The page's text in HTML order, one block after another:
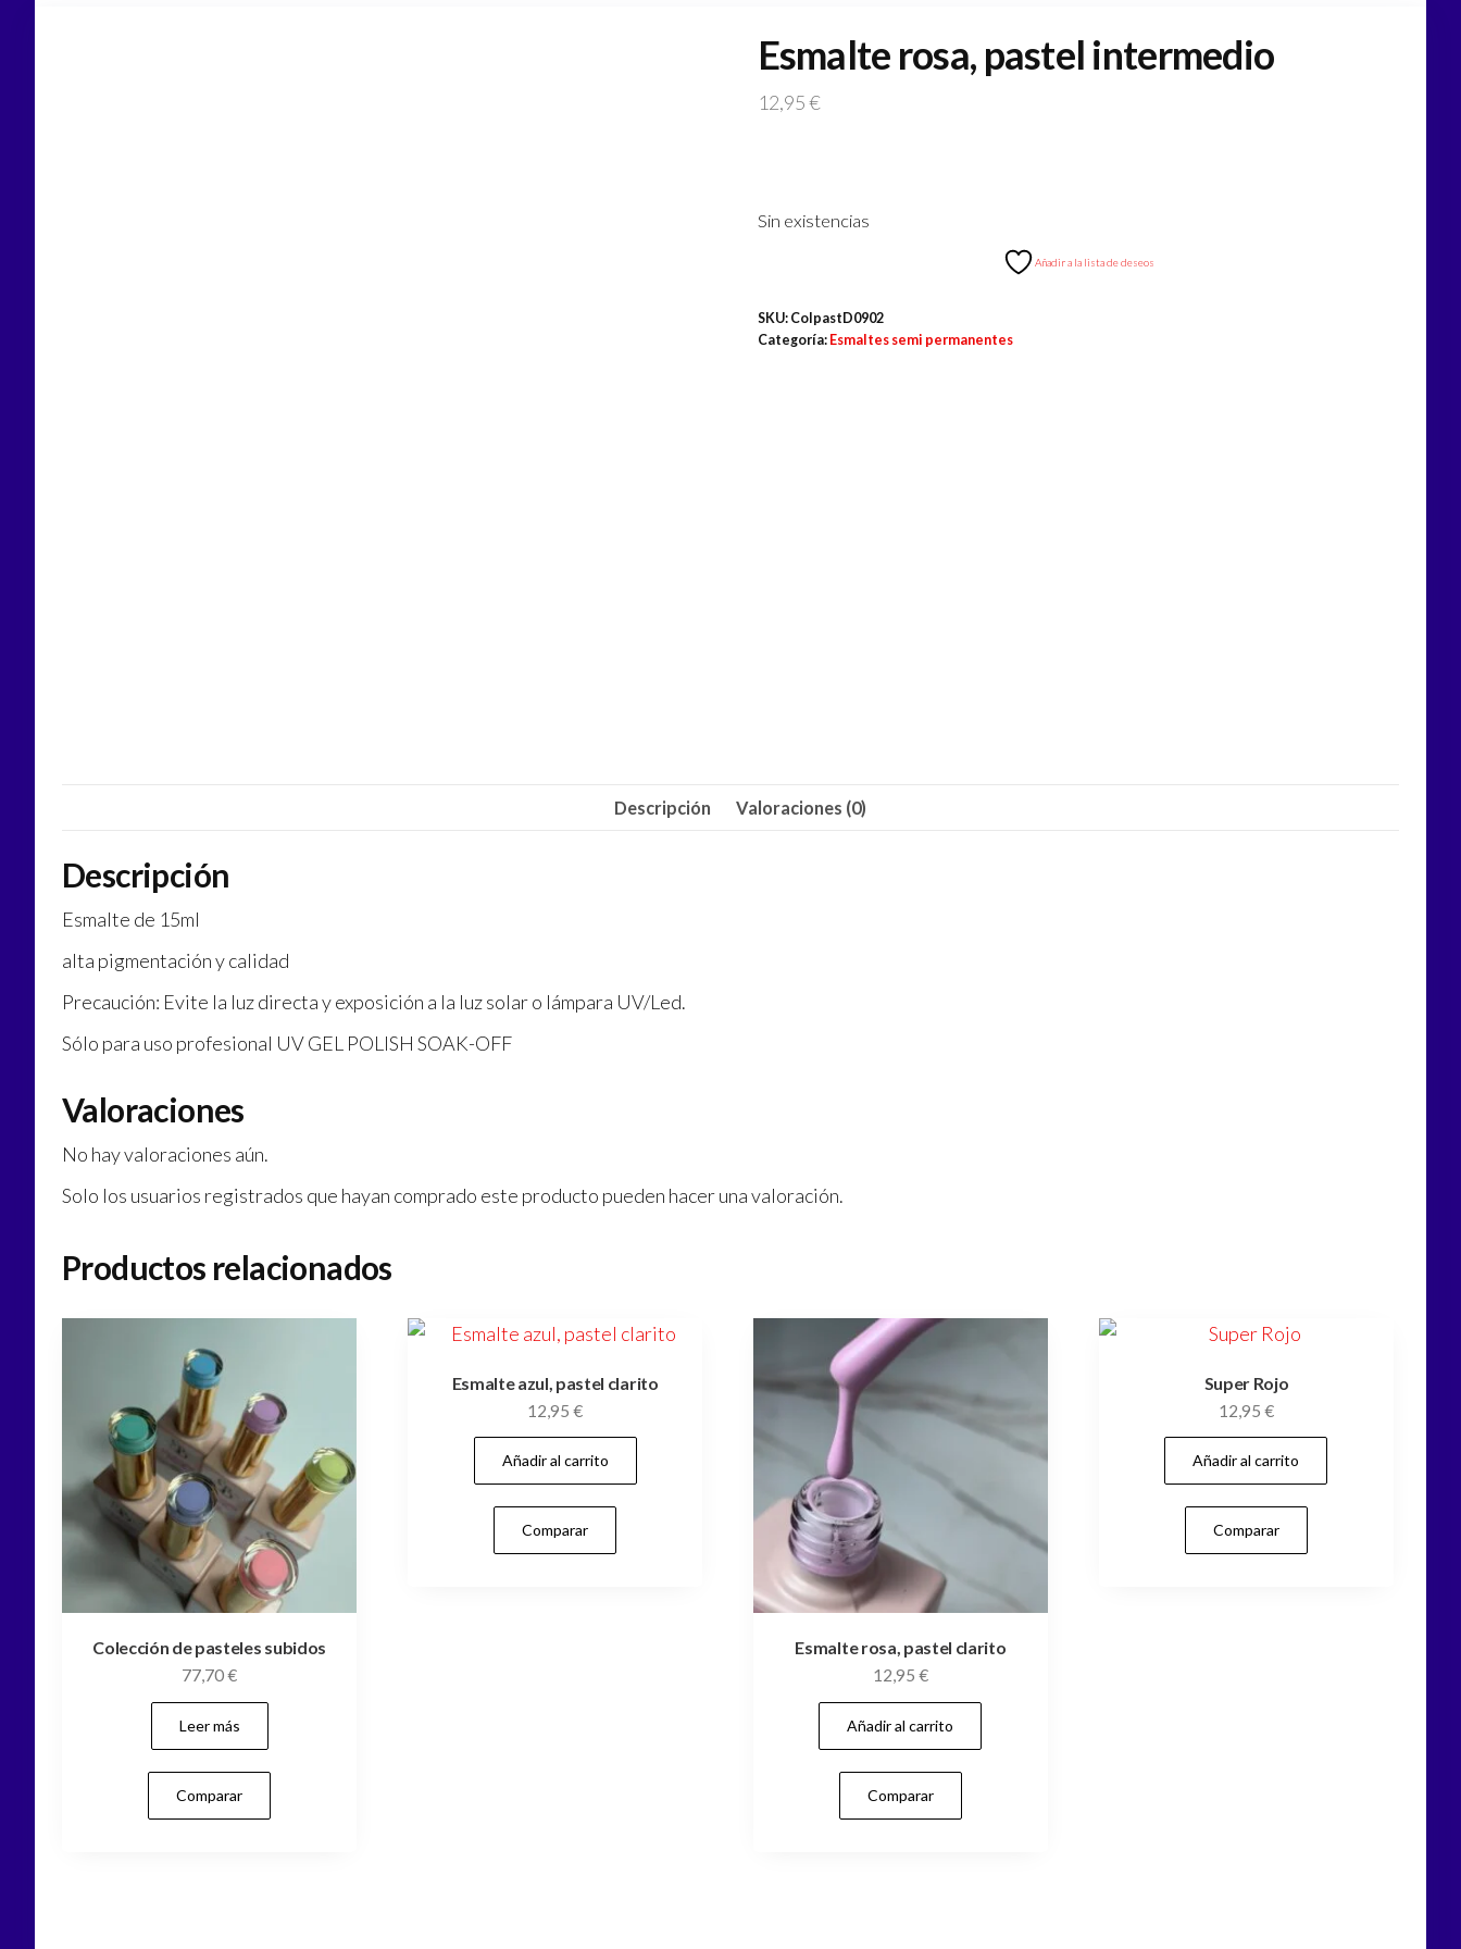
Esmalte rosa, pastel intermedio
12,95€
Sin existencias
Añadir a la lista de deseos
SKU: ColpastD0902
Categoría: Esmaltes semi permanentes
Descripción Valoraciones (0)
Descripción
Esmalte de 15ml
alta pigmentación y calidad
Precaución: Evite la luz directa y exposición a la luz solar o lámpara UV/Led.
Sólo para uso profesional UV GEL POLISH SOAK-OFF
Valoraciones
No hay valoraciones aún.
Solo los usuarios registrados que hayan comprado este producto pueden hacer una valoración.
Productos relacionados
Colección de pasteles subidos
77,70€
Leer más
Comparar
Esmalte azul, pastel clarito
12,95€
Añadir al carrito
Comparar
Esmalte rosa, pastel clarito
12,95 €
Añadir al carrito
Comparar
Super Rojo
12,95 €
Añadir al carrito
Comparar